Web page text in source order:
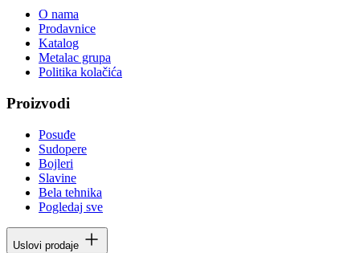
O nama
Prodavnice
Katalog
Metalac grupa
Politika kolačića
Proizvodi
Posuđe
Sudopere
Bojleri
Slavine
Bela tehnika
Pogledaj sve
Uslovi prodaje